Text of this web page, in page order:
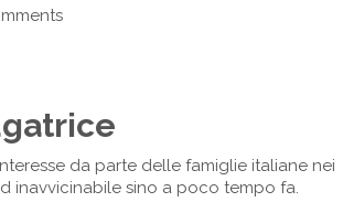
da parte delle famiglie italiane nei
inavvicinabile sino a poco tempo fa.